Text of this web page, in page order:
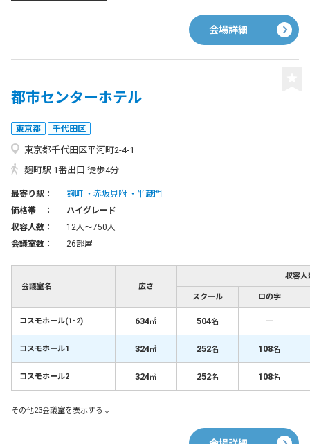
会場詳細
都市センターホテル
東京都 千代田区
東京都千代田区平河町2-4-1
麹町駅 1番出口 徒歩4分
最寄り駅： 麹町 赤坂見附
半蔵門
価格帯 ：
ハイグレード
収容人数：
12人〜750人
会議室数：
26部屋
会議室名 広さ
収容人
スクール ロの字
コスモホール(1･2) 634㎡ 504名 －
コスモホール1 324㎡ 252名 108名
コスモホール2 324㎡ 252名 108名
その他23会議室を表示する↓